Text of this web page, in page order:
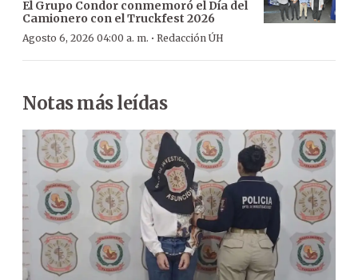
El Grupo Condor conmemoró el Día del
Camionero con el Truckfest 2026
Agosto 6, 2026 04:00 a. m. · Redacción ÚH
Notas más leídas